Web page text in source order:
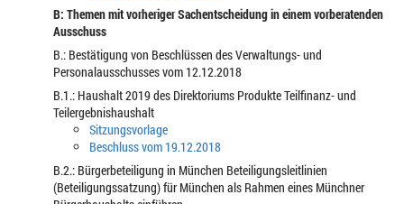
B: Themen mit vorheriger Sachentscheidung in einem vorberatenden
Ausschuss
B.: Bestätigung von Beschlüssen des Verwaltungs- und
Personalausschusses vom 12.12.2018
B.1.: Haushalt 2019 des Direktoriums Produkte Teilfinanz- und
Teilergebnishaushalt
Sitzungsvorlage
Beschluss vom 19.12.2018
B.2.: Bürgerbeteiligung in München Beteiligungsleitlinien
(Beteiligungssatzung) für München als Rahmen eines Münchner